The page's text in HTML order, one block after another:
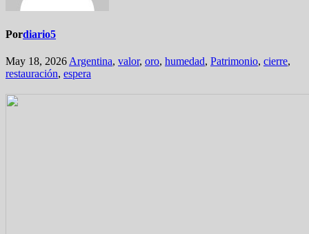
Pordiario5
May 18, 2026 Argentina, valor, oro, humedad, Patrimonio, cierre,
restauración, espera